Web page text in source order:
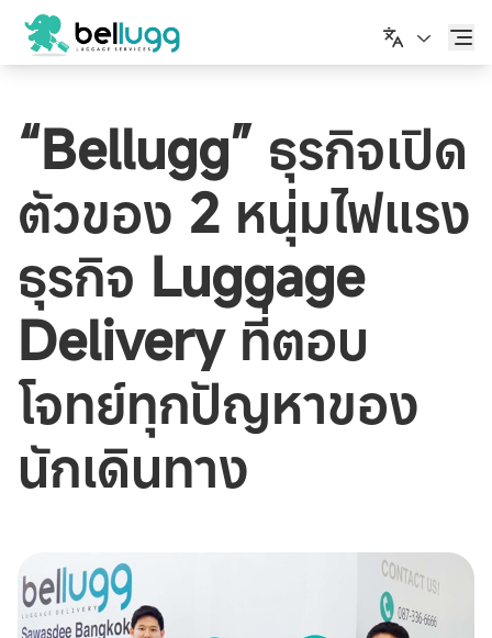
English
“Bellugg” ธุรกิจเปิด
ตัวของ 2 หนุ่มไฟแรง
ธุรกิจ Luggage
Delivery ที่ตอบ
โจทย์ทุกปัญหาของ
นักเดินทาง